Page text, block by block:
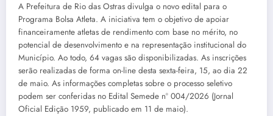
A Prefeitura de Rio das Ostras divulga o novo edital para o
Programa Bolsa Atleta. A iniciativa tem o objetivo de apoiar
financeiramente atletas de rendimento com base no mérito, no
potencial de desenvolvimento e na representação institucional do
Município. Ao todo, 64 vagas são disponibilizadas. As inscrições
serão realizadas de forma on-line desta sexta-feira, 15, ao dia 22
de maio. As informações completas sobre o processo seletivo
podem ser conferidas no Edital Semede nº 004/2026 (Jornal
Oficial Edição 1959, publicado em 11 de maio).